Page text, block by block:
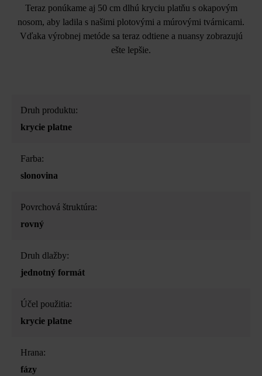
Teraz ponúkame aj 50 cm dlhú kryciu platňu s okapovým
nosom, aby ladila s našimi plotovými a múrovými tvárnicami.
Vďaka výrobnej metóde sa teraz odtiene a nuansy zobrazujú
ešte lepšie.
Druh produktu:
krycie platne
Farba:
slonovina
Povrchová štruktúra:
rovný
Druh dlažby:
jednotný formát
Účel použitia:
krycie platne
Hrana:
fázy